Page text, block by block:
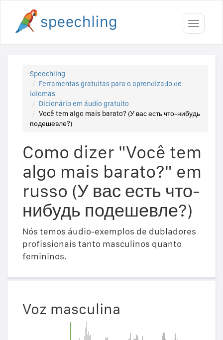
Toggle
Speechling
Ferramentas gratuitas para o aprendizado de
idiomas
Dicionário em áudio gratuito
Você tem algo mais barato? (У вас есть что-нибудь
подешевле?)
Como dizer "Você tem
algo mais barato?" em
russo (У вас есть что-
нибудь подешевле?)
Nós temos áudio-exemplos de dubladores
profissionais tanto masculinos quanto
femininos.
Voz masculina